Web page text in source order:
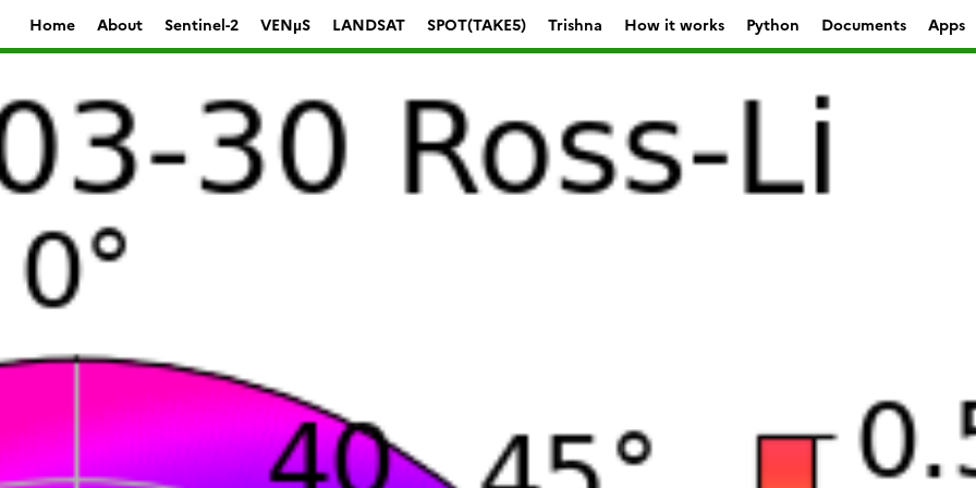
Home About Sentinel-2 VENµS LANDSAT SPOT(TAKE5) Trishna How it works Python Documents Apps